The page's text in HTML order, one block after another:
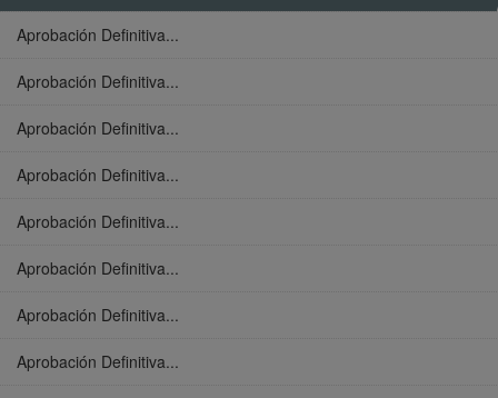
Aprobación Definitiva...
Aprobación Definitiva...
Aprobación Definitiva...
Aprobación Definitiva...
Aprobación Definitiva...
Aprobación Definitiva...
Aprobación Definitiva...
Aprobación Definitiva...